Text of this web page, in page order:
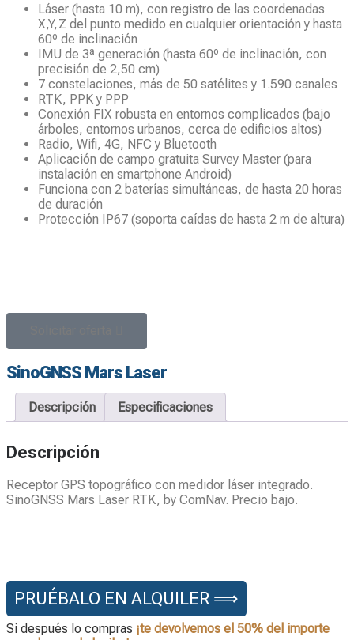
Láser (hasta 10 m), con registro de las coordenadas
X,Y,Z del punto medido en cualquier orientación y hasta
60º de inclinación
IMU de 3ª generación (hasta 60º de inclinación, con
precisión de 2,50 cm)
7 constelaciones, más de 50 satélites y 1.590 canales
RTK, PPK y PPP
Conexión FIX robusta en entornos complicados (bajo
árboles, entornos urbanos, cerca de edificios altos)
Radio, Wifi, 4G, NFC y Bluetooth
Aplicación de campo gratuita Survey Master (para
instalación en smartphone Android)
Funciona con 2 baterías simultáneas, de hasta 20 horas
de duración
Protección IP67 (soporta caídas de hasta 2 m de altura)
SinoGNSS Mars Laser
Descripción Especificaciones
Descripción
Receptor GPS topográfico con medidor láser integrado.
SinoGNSS Mars Laser RTK, by ComNav. Precio bajo.
PRUÉBALO EN ALQUILER ⟹
Si después lo compras ¡te devolvemos el 50% del importe